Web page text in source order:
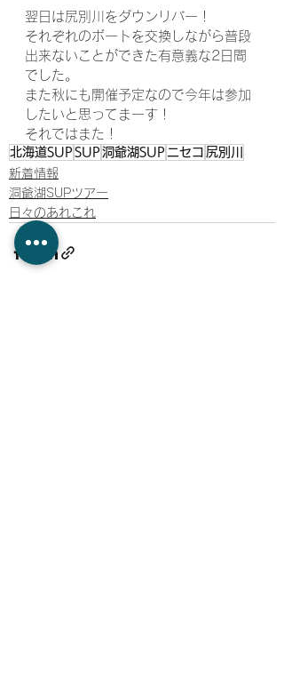
翌日は尻別川をダウンリバー！
それぞれのボートを交換しながら普段
出来ないことができた有意義な2日間
でした。
また秋にも開催予定なので今年は参加
したいと思ってまーす！
それではまた！
北海道SUPSUP洞爺湖SUP ニセコ 尻別川
新着情報
洞爺湖SUPツアー
日々のあれこれ